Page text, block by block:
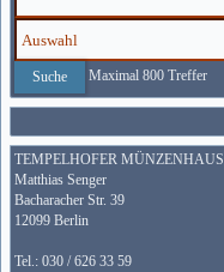
Maximal 800 Treffer
TEMPELHOFER MÜNZENHAUS
Matthias Senger
Bacharacher Str. 39
12099 Berlin
Tel.: 030 / 626 33 59